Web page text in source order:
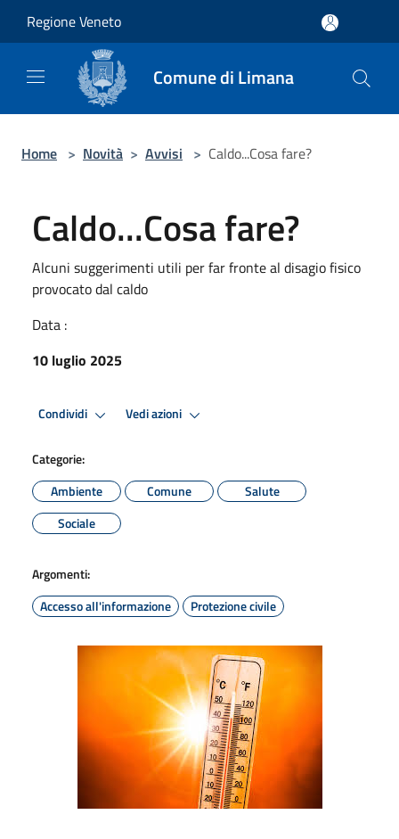
Regione Veneto
Comune di Limana
Home > Novità > Avvisi > Caldo...Cosa fare?
Caldo...Cosa fare?
Alcuni suggerimenti utili per far fronte al disagio fisico
provocato dal caldo
Data :
10 luglio 2025
Condividi Vedi azioni
Categorie:
Ambiente
Comune
Salute
Sociale
Argomenti:
Accesso all'informazione
Protezione civile